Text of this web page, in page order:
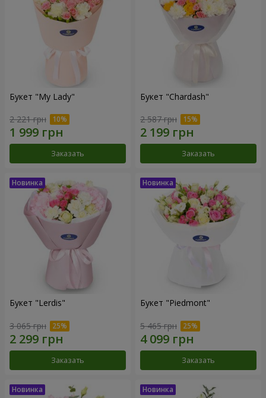
Букет "My Lady"
2 221 грн
Заказать
Букет "Chardash"
2 587 грн
Заказать
Букет "Lerdis"
3 065 грн
Заказать
Букет "Piedmont"
5 465 грн
Заказать